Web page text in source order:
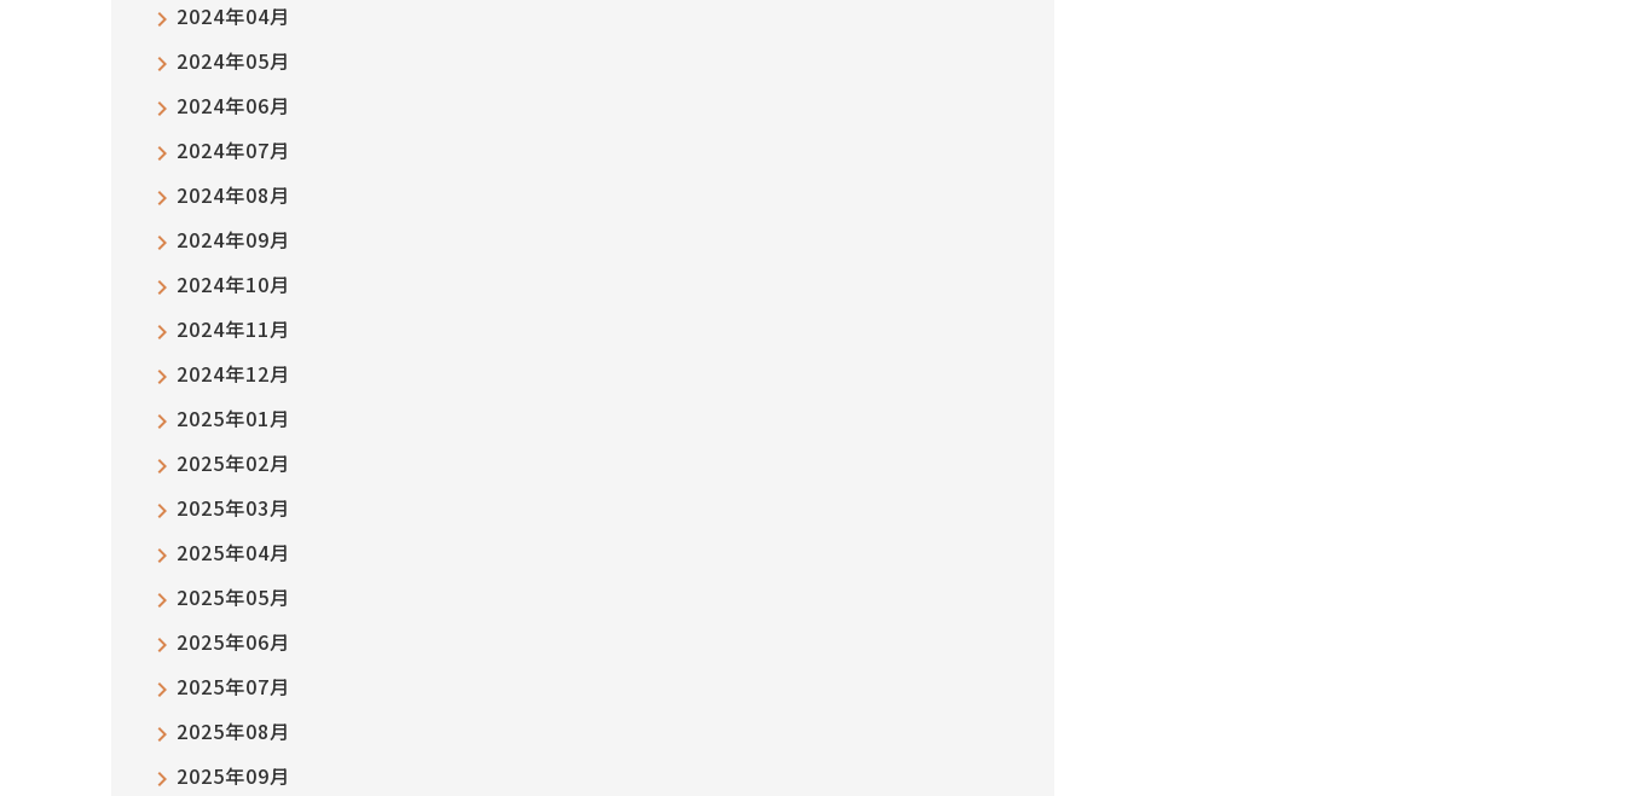
2024年04月
2024年05月
2024年06月
2024年07月
2024年08月
2024年09月
2024年10月
2024年11月
2024年12月
2025年01月
2025年02月
2025年03月
2025年04月
2025年05月
2025年06月
2025年07月
2025年08月
2025年09月